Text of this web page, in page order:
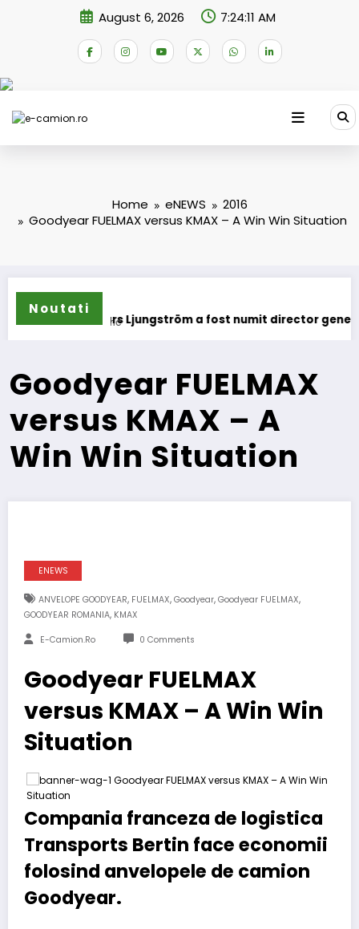
August 6, 2026 7:24:12 AM
Home eNEWS
2016
Goodyear FUELMAX versus KMAX – A Win Win Situation
Noutati
Ljungström a fost numit director general (CFO) pentru
Goodyear FUELMAX
versus KMAX – A
Win Win Situation
ENEWS
ANVELOPE GOODYEAR, FUELMAX, Goodyear, Goodyear FUELMAX,
GOODYEAR ROMANIA, KMAX
E-Camion.ro 0 Comments
Goodyear FUELMAX
versus KMAX – A Win Win
Situation
Compania franceza de logistica
Transports Bertin face economii
folosind anvelopele de camion
Goodyear.